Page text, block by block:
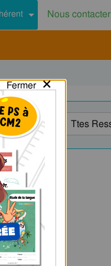
Nous contacter
Fermer×